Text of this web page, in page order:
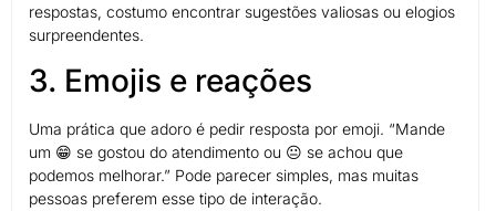
respostas, costumo encontrar sugestões valiosas ou elogios
surpreendentes.
3. Emojis e reações
Uma prática que adoro é pedir resposta por emoji. “Mande
um 😁 se gostou do atendimento ou 😐 se achou que
podemos melhorar.” Pode parecer simples, mas muitas
pessoas preferem esse tipo de interação.